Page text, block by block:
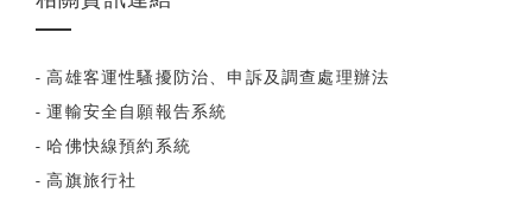
- 高雄客運性騷擾防治、申訴及調查處理辦法
- 運輸安全自願報告系統
- 哈佛快線預約系統
- 高旗旅行社